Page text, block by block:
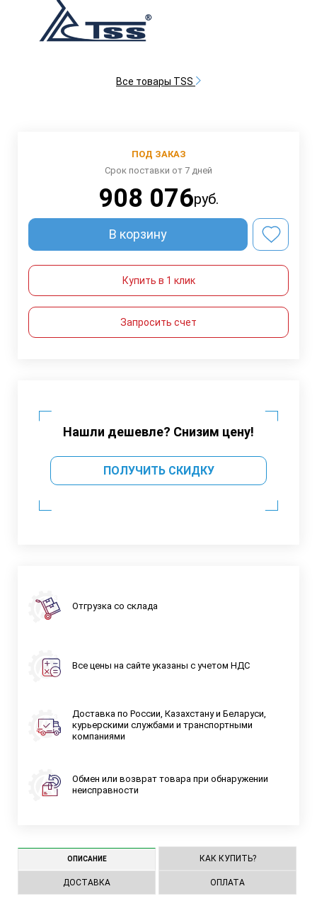
Все товары TSS
ПОД ЗАКАЗ
Срок поставки от 7 дней
908 076руб.
В корзину
Купить в 1 клик
Запросить счет
Нашли дешевле? Снизим цену!
ПОЛУЧИТЬ СКИДКУ
Отгрузка со склада
Все цены на сайте указаны с учетом НДС
Доставка по России, Казахстану и Беларуси,
курьерскими службами и транспортными
компаниями
Обмен или возврат товара при обнаружении
неисправности
ОПИСАНИЕ КАК КУПИТЬ?
ДОСТАВКА ОПЛАТА